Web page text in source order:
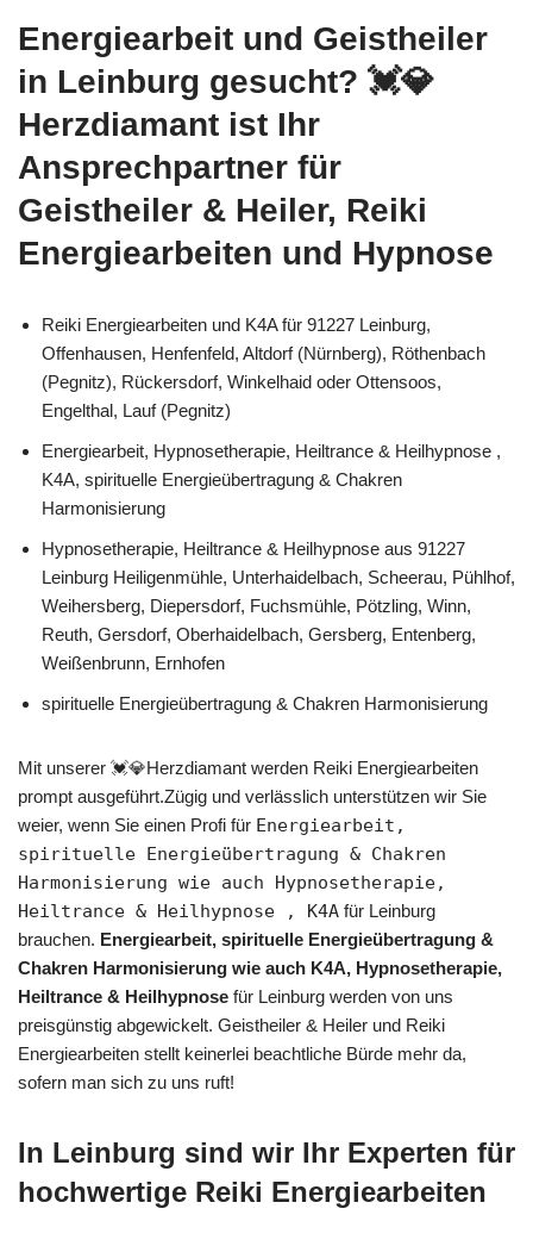
Energiearbeit und Geistheiler
in Leinburg gesucht? 💓️💎
Herzdiamant ist Ihr
Ansprechpartner für
Geistheiler & Heiler, Reiki
Energiearbeiten und Hypnose
Reiki Energiearbeiten und K4A für 91227 Leinburg,
Offenhausen, Henfenfeld, Altdorf (Nürnberg), Röthenbach
(Pegnitz), Rückersdorf, Winkelhaid oder Ottensoos,
Engelthal, Lauf (Pegnitz)
Energiearbeit, Hypnosetherapie, Heiltrance & Heilhypnose ,
K4A, spirituelle Energieübertragung & Chakren
Harmonisierung
Hypnosetherapie, Heiltrance & Heilhypnose aus 91227
Leinburg Heiligenmühle, Unterhaidelbach, Scheerau, Pühlhof,
Weihersberg, Diepersdorf, Fuchsmühle, Pötzling, Winn,
Reuth, Gersdorf, Oberhaidelbach, Gersberg, Entenberg,
Weißenbrunn, Ernhofen
spirituelle Energieübertragung & Chakren Harmonisierung
Mit unserer 💓️💎Herzdiamant werden Reiki Energiearbeiten
prompt ausgeführt.Zügig und verlässlich unterstützen wir Sie
weier, wenn Sie einen Profi für Energiearbeit,
spirituelle Energieübertragung & Chakren
Harmonisierung wie auch Hypnosetherapie,
Heiltrance & Heilhypnose , K4A für Leinburg
brauchen. Energiearbeit, spirituelle Energieübertragung &
Chakren Harmonisierung wie auch K4A, Hypnosetherapie,
Heiltrance & Heilhypnose für Leinburg werden von uns
preisgünstig abgewickelt. Geistheiler & Heiler und Reiki
Energiearbeiten stellt keinerlei beachtliche Bürde mehr da,
sofern man sich zu uns ruft!
In Leinburg sind wir Ihr Experten für
hochwertige Reiki Energiearbeiten